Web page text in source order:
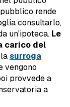
rende
consultarlo,
un'ipoteca. Le
carico del
surroga
vengono
provvede a
a